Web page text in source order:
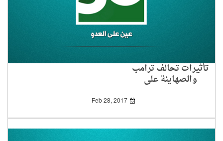
تأثيرات تحالف ترامب
والصهاينة على
الفلسطينيين
Feb 28, 2017